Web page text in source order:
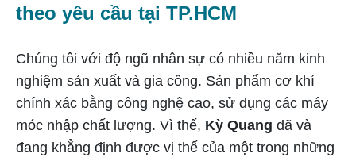
theo yêu cầu tại TP.HCM
Chúng tôi với độ ngũ nhân sự có nhiều năm kinh
nghiệm sản xuất và gia công. Sản phẩm cơ khí
chính xác bằng công nghệ cao, sử dụng các máy
móc nhập chất lượng. Vì thế, Kỳ Quang đã và
đang khẳng định được vị thế của một trong những